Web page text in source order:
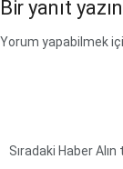
Bir yanıt yazın
Yorum yapabilmek
Sıradaki Haber